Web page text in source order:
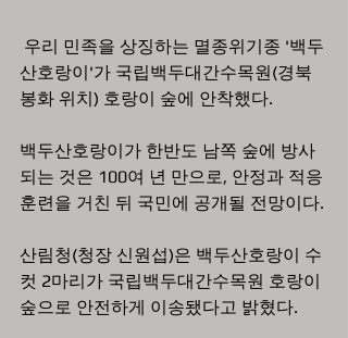
산호랑이'가 국립백두대간수목원(경북
봉화 위치) 호랑이 숲에 안착했다.
백두산호랑이가 한반도 남쪽 숲에 방사
되는 것은 100여 년 만으로, 안정과 적응
훈련을 거친 뒤 국민에 공개될 전망이다.
산림청(청장 신원섭)은 백두산호랑이 수
컷 2마리가 국립백두대간수목원 호랑이
숲으로 안전하게 이송됐다고 밝혔다.